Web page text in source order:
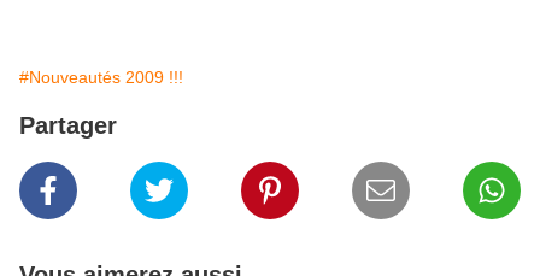
#Nouveautés 2009 !!!
Partager